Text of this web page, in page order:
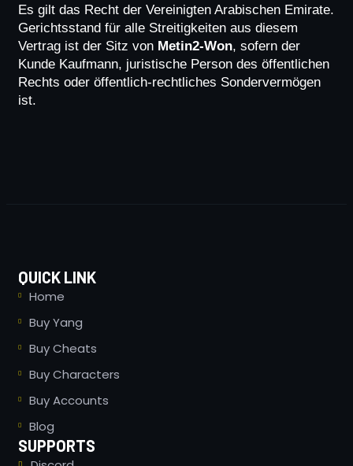
Es gilt das Recht der Vereinigten Arabischen Emirate.
Gerichtsstand für alle Streitigkeiten aus diesem
Vertrag ist der Sitz von Metin2-Won, sofern der
Kunde Kaufmann, juristische Person des öffentlichen
Rechts oder öffentlich-rechtliches Sondervermögen
ist.
QUICK LINK
Home
Buy Yang
Buy Cheats
Buy Characters
Buy Accounts
Blog
SUPPORTS